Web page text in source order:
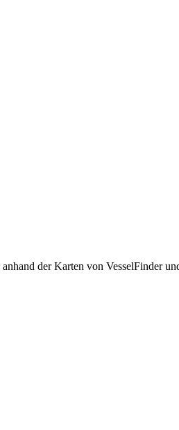
der Karten von VesselFinder